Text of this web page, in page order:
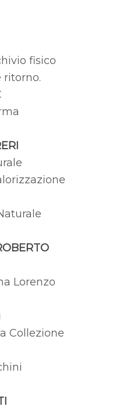
fisico
ritorno.
Lorenzo
Collezione